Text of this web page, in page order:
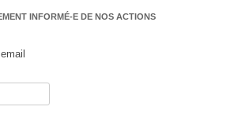
INFORMÉ-E DE NOS ACTIONS